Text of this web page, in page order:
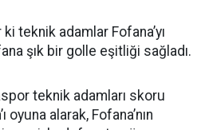
teknik adamlar Fofana’yı
şık bir golle eşitliği sağladı.
teknik adamları skoru
oyuna alarak, Fofana’nın